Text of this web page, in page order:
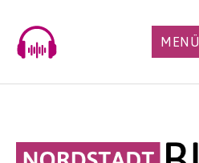
content
MENÜ